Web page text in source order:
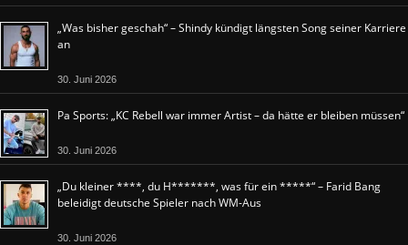
„Was bisher geschah“ – Shindy kündigt längsten Song seiner Karriere
an
30. Juni 2026
Pa Sports: „KC Rebell war immer Artist – da hätte er bleiben müssen“
30. Juni 2026
„Du kleiner ****, du H*******, was für ein *****“ – Farid Bang
beleidigt deutsche Spieler nach WM-Aus
30. Juni 2026